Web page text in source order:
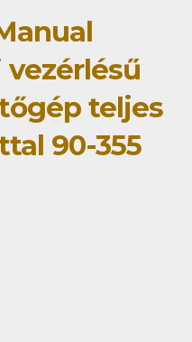
vezérlésű
teljes
90-355